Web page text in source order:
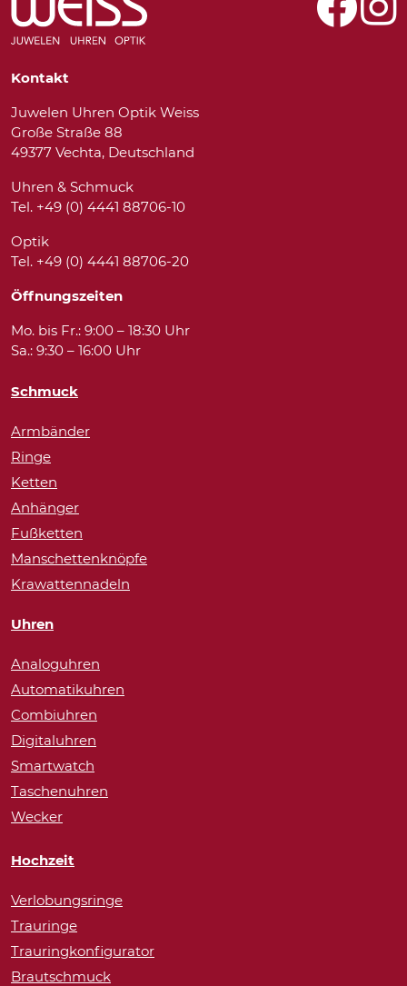
Kontakt
Juwelen Uhren Optik Weiss
Große Straße 88
49377 Vechta, Deutschland
Uhren & Schmuck
Tel. +49 (0) 4441 88706-10
Optik
Tel. +49 (0) 4441 88706-20
Öffnungszeiten
Mo. bis Fr.: 9:00 – 18:30 Uhr
Sa.: 9:30 – 16:00 Uhr
Schmuck
Armbänder
Ringe
Ketten
Anhänger
Fußketten
Manschettenknöpfe
Krawattennadeln
Uhren
Analoguhren
Automatikuhren
Combiuhren
Digitaluhren
Smartwatch
Taschenuhren
Wecker
Hochzeit
Verlobungsringe
Trauringe
Trauringkonfigurator
Brautschmuck